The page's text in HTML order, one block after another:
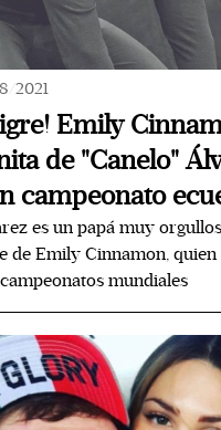
2021
Emily
de "Canelo"
campeonato
es un papá muy
de Emily Cinnamon, quien
mundiales